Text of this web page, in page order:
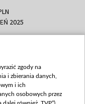
2025
350
zgody na
i zbierania danych,
i ich
osobowych przez